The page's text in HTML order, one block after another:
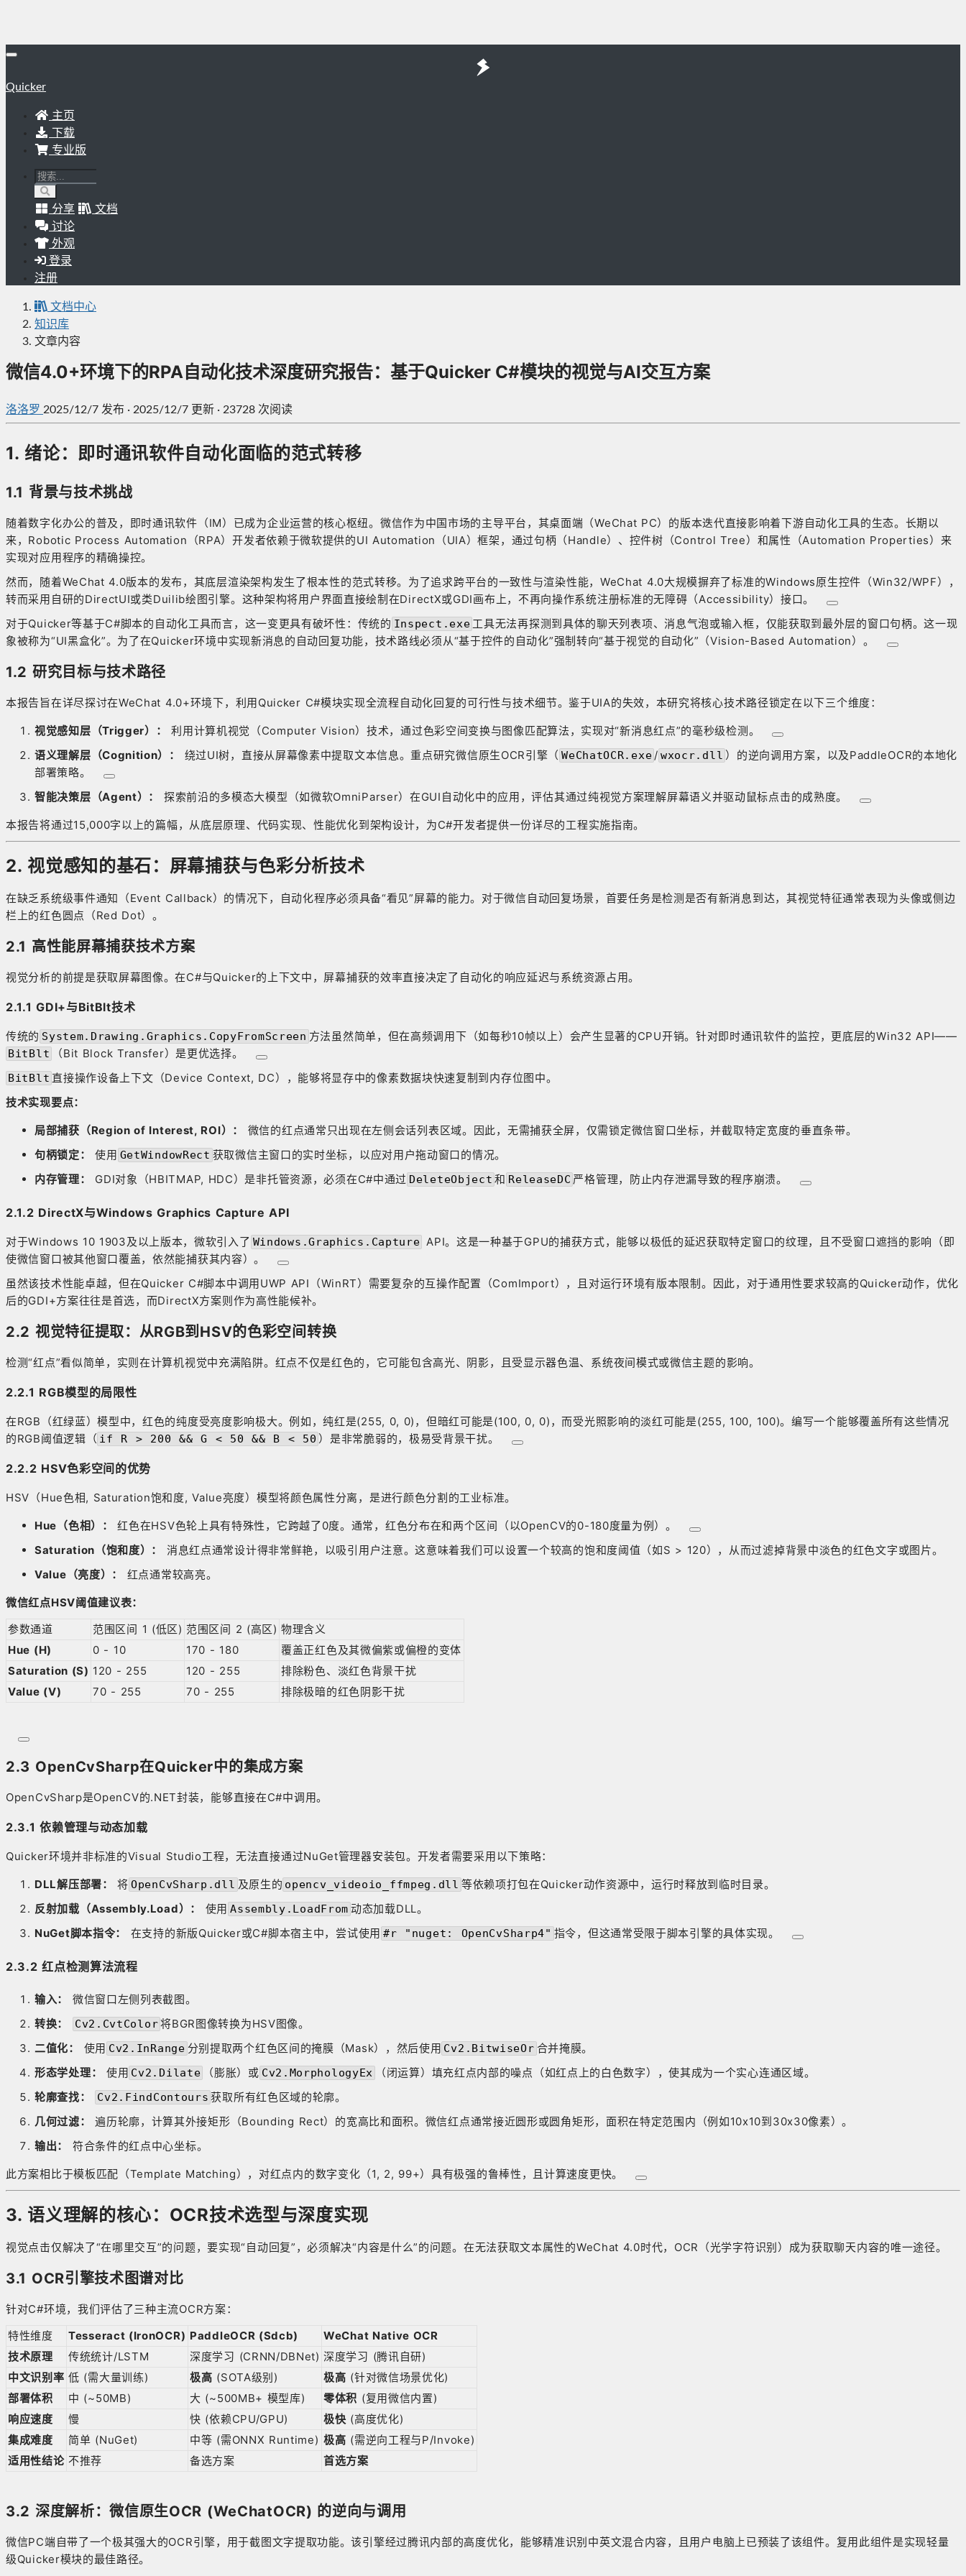
Quicker
主页
下载
专业版
分享
文档
讨论
外观
登录
注册
文档中心
知识库
文章内容
微信4.0+环境下的RPA自动化技术深度研究报告：基于Quicker C#模块的视觉与AI交互方案
洛洛罗 2025/12/7 发布 · 2025/12/7 更新 · 23728 次阅读
1. 绪论：即时通讯软件自动化面临的范式转移
1.1 背景与技术挑战
随着数字化办公的普及，即时通讯软件（IM）已成为企业运营的核心枢纽。微信作为中国市场的主导平台，其桌面端（WeChat PC）的版本迭代直接影响着下游自动化工具的生态。长期以
来，Robotic Process Automation（RPA）开发者依赖于微软提供的UI Automation（UIA）框架，通过句柄（Handle）、控件树（Control Tree）和属性（Automation Properties）来
实现对应用程序的精确操控。
然而，随着WeChat 4.0版本的发布，其底层渲染架构发生了根本性的范式转移。为了追求跨平台的一致性与渲染性能，WeChat 4.0大规模摒弃了标准的Windows原生控件（Win32/WPF），
转而采用自研的DirectUI或类Duilib绘图引擎。这种架构将用户界面直接绘制在DirectX或GDI画布上，不再向操作系统注册标准的无障碍（Accessibility）接口。
对于Quicker等基于C#脚本的自动化工具而言，这一变更具有破坏性：传统的 Inspect.exe 工具无法再探测到具体的聊天列表项、消息气泡或输入框，仅能获取到最外层的窗口句柄。这一现
象被称为“UI黑盒化”。为了在Quicker环境中实现新消息的自动回复功能，技术路线必须从“基于控件的自动化”强制转向“基于视觉的自动化”（Vision-Based Automation）。
1.2 研究目标与技术路径
本报告旨在详尽探讨在WeChat 4.0+环境下，利用Quicker C#模块实现全流程自动化回复的可行性与技术细节。鉴于UIA的失效，本研究将核心技术路径锁定在以下三个维度：
视觉感知层（Trigger）： 利用计算机视觉（Computer Vision）技术，通过色彩空间变换与图像匹配算法，实现对“新消息红点”的毫秒级检测。
语义理解层（Cognition）：
绕过UI树，直接从屏幕像素中提取文本信息。重点研究微信原生OCR引擎（ WeChatOCR.exe / wxocr.dll ）的逆向调用方案，以及PaddleOCR的本地化
部署策略。
智能决策层（Agent）：
探索前沿的多模态大模型（如微软OmniParser）在GUI自动化中的应用，评估其通过纯视觉方案理解屏幕语义并驱动鼠标点击的成熟度。
本报告将通过15,000字以上的篇幅，从底层原理、代码实现、性能优化到架构设计，为C#开发者提供一份详尽的工程实施指南。
2. 视觉感知的基石：屏幕捕获与色彩分析技术
在缺乏系统级事件通知（Event Callback）的情况下，自动化程序必须具备“看见”屏幕的能力。对于微信自动回复场景，首要任务是检测是否有新消息到达，其视觉特征通常表现为头像或侧边
栏上的红色圆点（Red Dot）。
2.1 高性能屏幕捕获技术方案
视觉分析的前提是获取屏幕图像。在C#与Quicker的上下文中，屏幕捕获的效率直接决定了自动化的响应延迟与系统资源占用。
2.1.1 GDI+与BitBlt技术
传统的 System.Drawing.Graphics.CopyFromScreen 方法虽然简单，但在高频调用下（如每秒10帧以上）会产生显著的CPU开销。针对即时通讯软件的监控，更底层的Win32 API——
BitBlt （Bit Block Transfer）是更优选择。
BitBlt 直接操作设备上下文（Device Context, DC），能够将显存中的像素数据块快速复制到内存位图中。
技术实现要点：
局部捕获（Region of Interest, ROI）：
微信的红点通常只出现在左侧会话列表区域。因此，无需捕获全屏，仅需锁定微信窗口坐标，并截取特定宽度的垂直条带。
句柄锁定：
使用 GetWindowRect 获取微信主窗口的实时坐标，以应对用户拖动窗口的情况。
内存管理：
GDI对象（HBITMAP, HDC）是非托管资源，必须在C#中通过 DeleteObject 和 ReleaseDC 严格管理，防止内存泄漏导致的程序崩溃。
2.1.2 DirectX与Windows Graphics Capture API
对于Windows 10 1903及以上版本，微软引入了 Windows.Graphics.Capture API。这是一种基于GPU的捕获方式，能够以极低的延迟获取特定窗口的纹理，且不受窗口遮挡的影响（即
使微信窗口被其他窗口覆盖，依然能捕获其内容）。
虽然该技术性能卓越，但在Quicker C#脚本中调用UWP API（WinRT）需要复杂的互操作配置（ComImport），且对运行环境有版本限制。因此，对于通用性要求较高的Quicker动作，优化
后的GDI+方案往往是首选，而DirectX方案则作为高性能候补。
2.2 视觉特征提取：从RGB到HSV的色彩空间转换
检测“红点”看似简单，实则在计算机视觉中充满陷阱。红点不仅是红色的，它可能包含高光、阴影，且受显示器色温、系统夜间模式或微信主题的影响。
2.2.1 RGB模型的局限性
在RGB（红绿蓝）模型中，红色的纯度受亮度影响极大。例如，纯红是(255, 0, 0)，但暗红可能是(100, 0, 0)，而受光照影响的淡红可能是(255, 100, 100)。编写一个能够覆盖所有这些情况
的RGB阈值逻辑（ if R > 200 && G < 50 && B < 50 ）是非常脆弱的，极易受背景干扰。
2.2.2 HSV色彩空间的优势
HSV（Hue色相, Saturation饱和度, Value亮度）模型将颜色属性分离，是进行颜色分割的工业标准。
Hue（色相）： 红色在HSV色轮上具有特殊性，它跨越了0度。通常，红色分布在和两个区间（以OpenCV的0-180度量为例）。
Saturation（饱和度）：
消息红点通常设计得非常鲜艳，以吸引用户注意。这意味着我们可以设置一个较高的饱和度阈值（如S > 120），从而过滤掉背景中淡色的红色文字或图片。
Value（亮度）：
红点通常较高亮。
微信红点HSV阈值建议表：
参数通道
范围区间 1 (低区) 范围区间 2 (高区) 物理含义
Hue (H)
0 - 10 170 - 180
覆盖正红色及其微偏紫或偏橙的变体
Saturation (S) 120 - 255 120 - 255
排除粉色、淡红色背景干扰
Value (V)
70 - 255 70 - 255 排除极暗的红色阴影干扰
2.3 OpenCvSharp在Quicker中的集成方案
OpenCvSharp是OpenCV的.NET封装，能够直接在C#中调用。
2.3.1 依赖管理与动态加载
Quicker环境并非标准的Visual Studio工程，无法直接通过NuGet管理器安装包。开发者需要采用以下策略：
DLL解压部署： 将 OpenCvSharp.dll 及原生的 opencv_videoio_ffmpeg.dll 等依赖项打包在Quicker动作资源中，运行时释放到临时目录。
反射加载（Assembly.Load）：
使用 Assembly.LoadFrom 动态加载DLL。
NuGet脚本指令：
在支持的新版Quicker或C#脚本宿主中，尝试使用 #r "nuget: OpenCvSharp4" 指令，但这通常受限于脚本引擎的具体实现。
2.3.2 红点检测算法流程
输入：
微信窗口左侧列表截图。
转换：
Cv2.CvtColor将BGR图像转换为HSV图像。
二值化：
使用 Cv2.InRange 分别提取两个红色区间的掩膜（Mask），然后使用 Cv2.BitwiseOr 合并掩膜。
形态学处理：
使用 Cv2.Dilate （膨胀）或 Cv2.MorphologyEx
（闭运算）填充红点内部的噪点（如红点上的白色数字），使其成为一个实心连通区域。
轮廓查找：
Cv2.FindContours 获取所有红色区域的轮廓。
几何过滤：
遍历轮廓，计算其外接矩形（Bounding Rect）的宽高比和面积。微信红点通常接近圆形或圆角矩形，面积在特定范围内（例如10x10到30x30像素）。
输出：
符合条件的红点中心坐标。
此方案相比于模板匹配（Template Matching），对红点内的数字变化（1, 2, 99+）具有极强的鲁棒性，且计算速度更快。
3. 语义理解的核心：OCR技术选型与深度实现
视觉点击仅解决了“在哪里交互”的问题，要实现“自动回复”，必须解决“内容是什么”的问题。在无法获取文本属性的WeChat 4.0时代，OCR（光学字符识别）成为获取聊天内容的唯一途径。
3.1 OCR引擎技术图谱对比
针对C#环境，我们评估了三种主流OCR方案：
特性维度
Tesseract (IronOCR) PaddleOCR (Sdcb)
WeChat Native OCR
技术原理
传统统计/LSTM 深度学习 (CRNN/DBNet) 深度学习 (腾讯自研)
中文识别率 低 (需大量训练) 极高 (SOTA级别) 极高 (针对微信场景优化)
部署体积
中 (~50MB) 大 (~500MB+ 模型库) 零体积 (复用微信内置)
响应速度
慢 快 (依赖CPU/GPU) 极快 (高度优化)
集成难度
简单 (NuGet) 中等 (需ONNX Runtime) 极高 (需逆向工程与P/Invoke)
适用性结论 不推荐 备选方案 首选方案
3.2 深度解析：微信原生OCR (WeChatOCR) 的逆向与调用
微信PC端自带了一个极其强大的OCR引擎，用于截图文字提取功能。该引擎经过腾讯内部的高度优化，能够精准识别中英文混合内容，且用户电脑上已预装了该组件。复用此组件是实现轻量
级Quicker模块的最佳路径。